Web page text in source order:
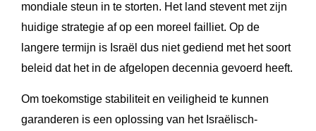
mondiale steun in te storten. Het land stevent met zijn
huidige strategie af op een moreel failliet. Op de
langere termijn is Israël dus niet gediend met het soort
beleid dat het in de afgelopen decennia gevoerd heeft.
Om toekomstige stabiliteit en veiligheid te kunnen
garanderen is een oplossing van het Israëlisch-